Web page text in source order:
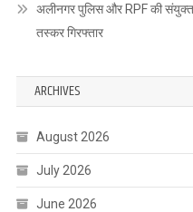
अलीनगर पुलिस और RPF की संयुक्त
तस्कर गिरफ्तार
ARCHIVES
August 2026
July 2026
June 2026